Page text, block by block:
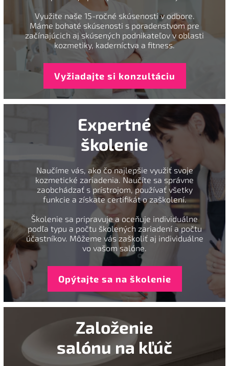
Využite naše 15-ročné skúsenosti v odbore.
Máme bohaté skúsenosti s poradenstvom pre
začínajúcich aj skúsených podnikateľov v oblasti
kozmetiky, kaderníctva a fitness.
Vyžiadajte si konzultáciu
Expertné
školenie
Naučíme vás, ako čo najlepšie využiť svoje
kozmetické zariadenia. Naučíte sa správne
zaobchádzať s prístrojom, používať všetky
funkcie a získate certifikát o zaškolení.
Školenie sa pripravuje a oceňuje individuálne
podľa typu a počtu školených zariadení a počtu
účastníkov. Môžeme vás zaškoliť aj individuálne
vo vašom salóne.
Opýtajte sa na školenie
Založenie
salónu na kľúč